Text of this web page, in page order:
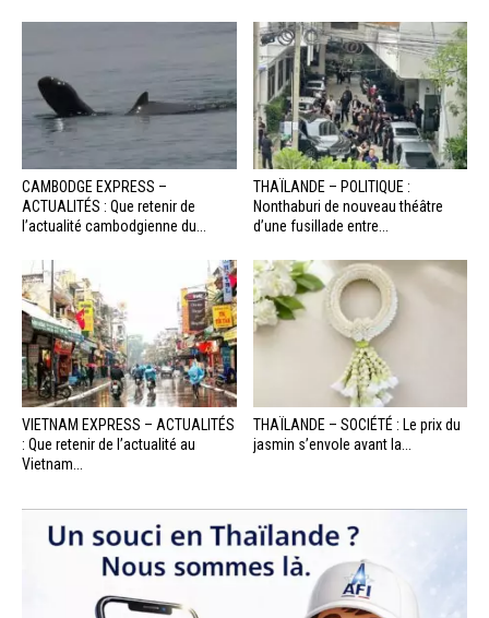
CAMBODGE EXPRESS –
ACTUALITÉS : Que retenir de
l’actualité cambodgienne du...
THAÏLANDE – POLITIQUE :
Nonthaburi de nouveau théâtre
d’une fusillade entre...
VIETNAM EXPRESS – ACTUALITÉS
: Que retenir de l’actualité au
Vietnam...
THAÏLANDE – SOCIÉTÉ : Le prix du
jasmin s’envole avant la...